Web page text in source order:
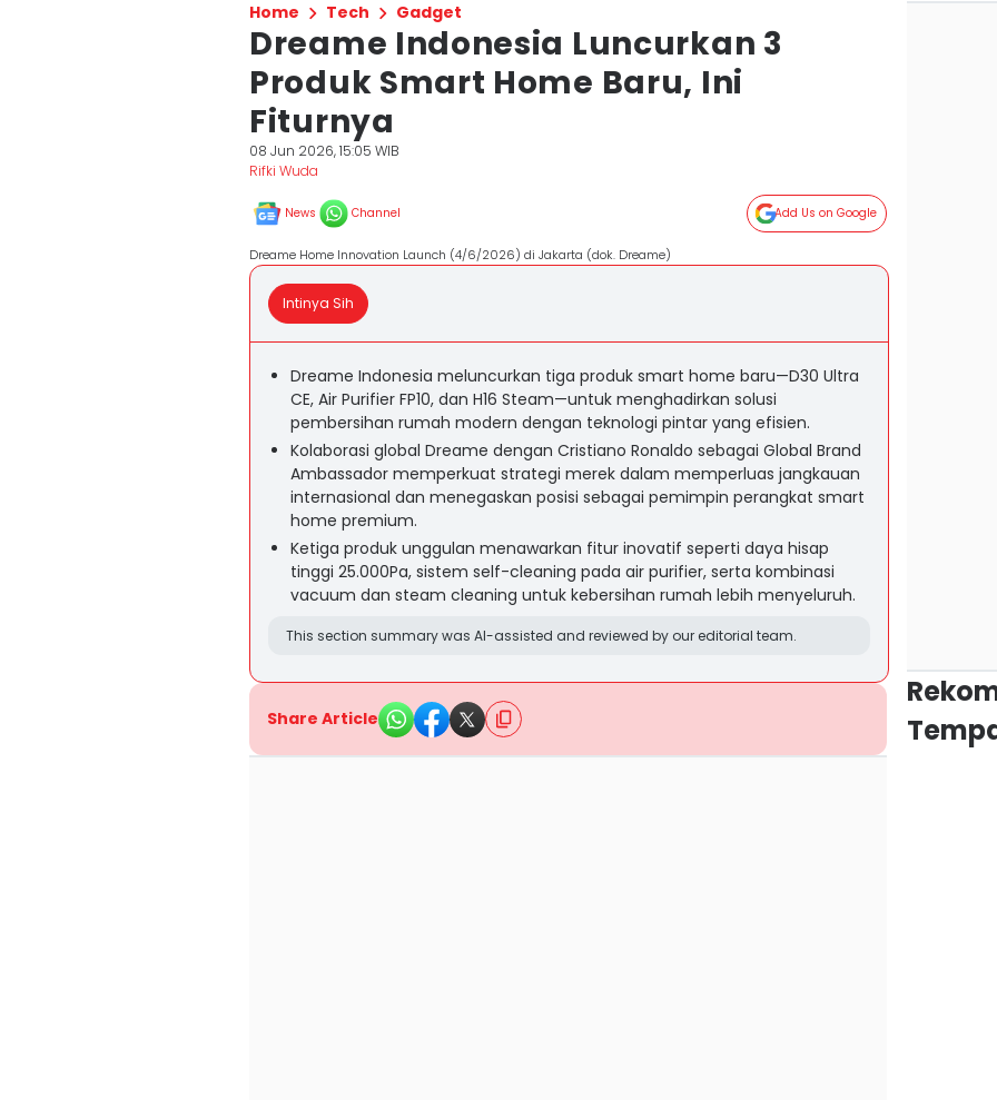
Home Tech Gadget
Dreame Indonesia Luncurkan 3
Produk Smart Home Baru, Ini
Fiturnya
08 Jun 2026, 15:05 WIB
Rifki Wuda
News Channel Add Us on Google
Dreame Home Innovation Launch (4/6/2026) di Jakarta (dok. Dreame)
Intinya Sih
Dreame Indonesia meluncurkan tiga produk smart home baru—D30 Ultra
CE, Air Purifier FP10, dan H16 Steam—untuk menghadirkan solusi
pembersihan rumah modern dengan teknologi pintar yang efisien.
Kolaborasi global Dreame dengan Cristiano Ronaldo sebagai Global Brand
Ambassador memperkuat strategi merek dalam memperluas jangkauan
internasional dan menegaskan posisi sebagai pemimpin perangkat smart
home premium.
Ketiga produk unggulan menawarkan fitur inovatif seperti daya hisap
tinggi 25.000Pa, sistem self-cleaning pada air purifier, serta kombinasi
vacuum dan steam cleaning untuk kebersihan rumah lebih menyeluruh.
This section summary was AI-assisted and reviewed by our editorial team.
Share Article